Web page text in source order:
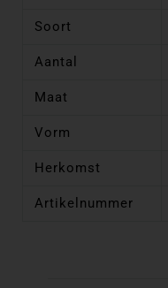
Soort
Aantal
Maat
Vorm
Herkomst
Artikelnummer